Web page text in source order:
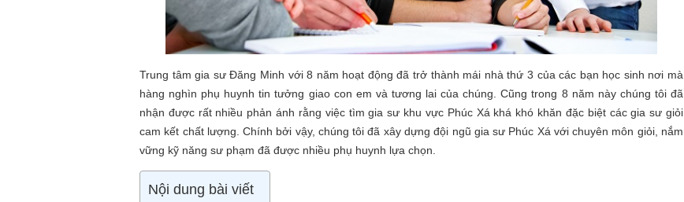
Trung tâm gia sư Đăng Minh với 8 năm hoạt động đã trở thành mái nhà thứ 3 của các bạn học sinh nơi mà
hàng nghìn phụ huynh tin tưởng giao con em và tương lai của chúng. Cũng trong 8 năm này chúng tôi đã
nhận được rất nhiều phản ánh rằng việc tìm gia sư khu vực Phúc Xá khá khó khăn đặc biệt các gia sư giỏi
cam kết chất lượng. Chính bởi vậy, chúng tôi đã xây dựng đội ngũ gia sư Phúc Xá với chuyên môn giỏi, nắm
vững kỹ năng sư phạm đã được nhiều phụ huynh lựa chọn.
Nội dung bài viết